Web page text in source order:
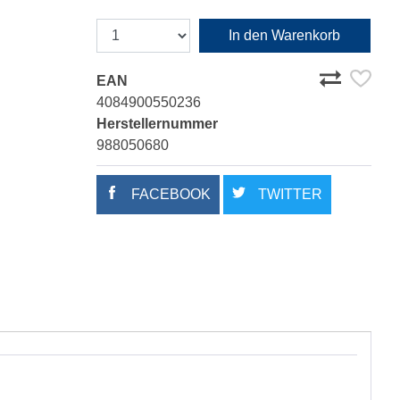
In den Warenkorb
EAN
4084900550236
Herstellernummer
988050680
FACEBOOK TWITTER